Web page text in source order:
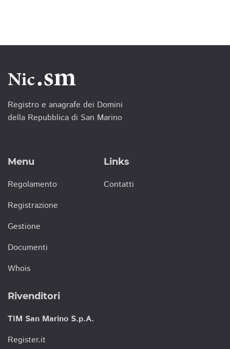
Registro e anagrafe dei Domini
della Repubblica di San Marino
Menu
Regolamento
Registrazione
Gestione
Documenti
Whois
Links
Contatti
Rivenditori
TIM San Marino S.p.A.
Register.it